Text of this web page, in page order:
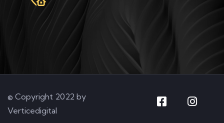
© Copyright 2022 by
Verticedigital